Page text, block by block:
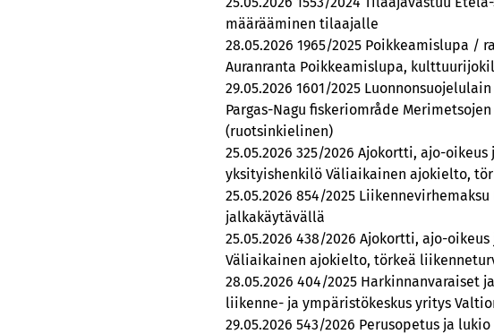
määrääminen tilaajalle
28.05.2026 1965/2025 Poikkeamislupa /
Auranranta Poikkeamislupa,
29.05.2026 1601/2025
Pargas-Nagu fiskeriområde
(ruotsinkielinen)
25.05.2026 325/2026 Ajokortti, ajo-
yksityishenkilö Väliaikainen ajokielto,
25.05.2026 854/2025
jalkakäytävällä
25.05.2026 438/2026 Ajokortti, ajo-
Väliaikainen ajokielto, törkeä
28.05.2026 404/2025 Harkinnanvaraiset
liikenne- ja ympäristökeskus yritys
29.05.2026 543/2026 Perusopetus ja